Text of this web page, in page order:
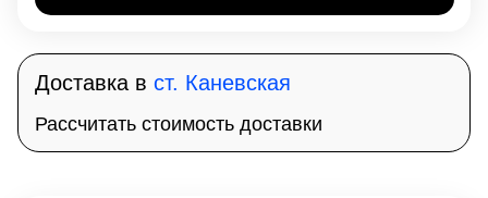
Доставка в ст. Каневская
Рассчитать стоимость доставки